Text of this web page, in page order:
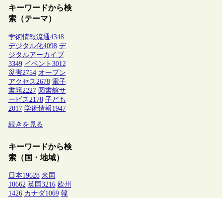
キーワードから検
索（テーマ）
学術情報流通4348
デジタル化4098 デ
ジタルアーカイブ
3349 イベント 3012
災害2754 オープン
アクセス 2678 電子
書籍2227 図書館サ
ービス 2178 子ども
2017 学術情報1947
続きを見る
キーワードから検
索（国・地域）
日本19628 米国
10662 英国 3216 欧州
1426 カナダ1069 韓